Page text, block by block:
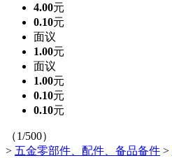
4.00元
0.10元
面议
1.00元
面议
1.00元
0.10元
0.10元
（1/500）
> 五金零部件、配件、备品备件 >